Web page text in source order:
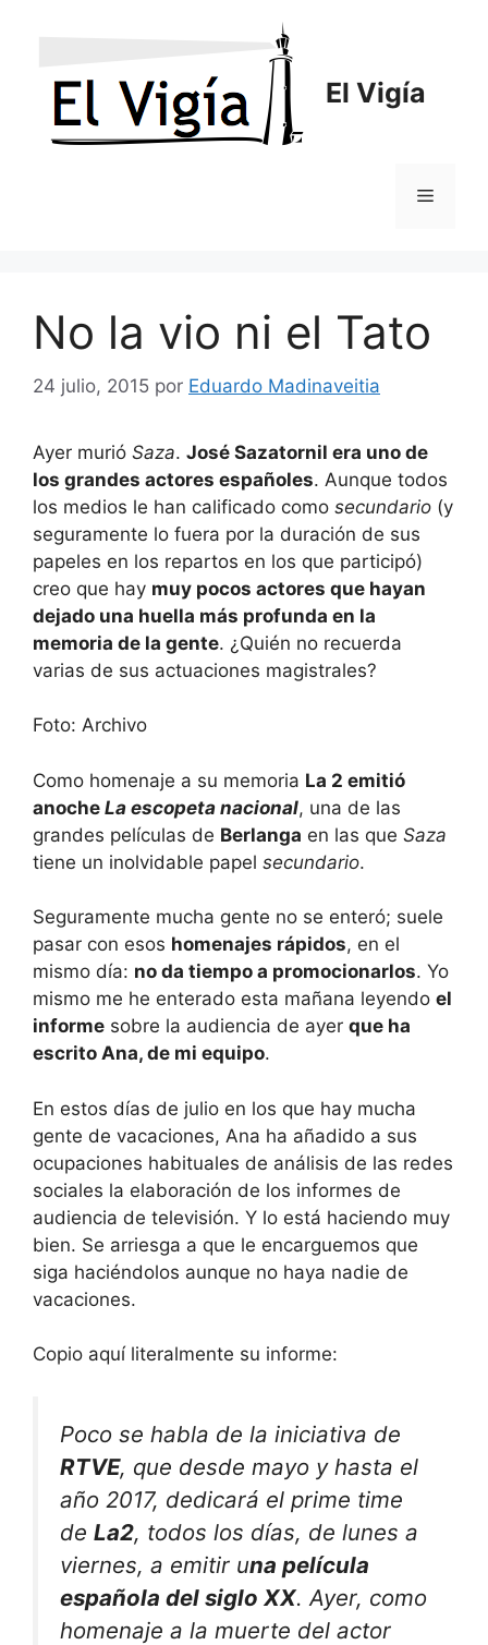
El Vigía
Menú
No la vio ni el Tato
24 julio, 2015 por Eduardo Madinaveitia
Ayer murió Saza. José Sazatornil era uno de
los grandes actores españoles. Aunque todos
los medios le han calificado como secundario (y
seguramente lo fuera por la duración de sus
papeles en los repartos en los que participó)
creo que hay muy pocos actores que hayan
dejado una huella más profunda en la
memoria de la gente. ¿Quién no recuerda
varias de sus actuaciones magistrales?
Foto: Archivo
Como homenaje a su memoria La 2 emitió
anoche La escopeta nacional, una de las
grandes películas de Berlanga en las que Saza
tiene un inolvidable papel secundario.
Seguramente mucha gente no se enteró; suele
pasar con esos homenajes rápidos, en el
mismo día: no da tiempo a promocionarlos. Yo
mismo me he enterado esta mañana leyendo el
informe sobre la audiencia de ayer que ha
escrito Ana, de mi equipo.
En estos días de julio en los que hay mucha
gente de vacaciones, Ana ha añadido a sus
ocupaciones habituales de análisis de las redes
sociales la elaboración de los informes de
audiencia de televisión. Y lo está haciendo muy
bien. Se arriesga a que le encarguemos que
siga haciéndolos aunque no haya nadie de
vacaciones.
Copio aquí literalmente su informe:
Poco se habla de la iniciativa de
RTVE, que desde mayo y hasta el
año 2017, dedicará el prime time
de La2, todos los días, de lunes a
viernes, a emitir una película
española del siglo XX. Ayer, como
homenaje a la muerte del actor